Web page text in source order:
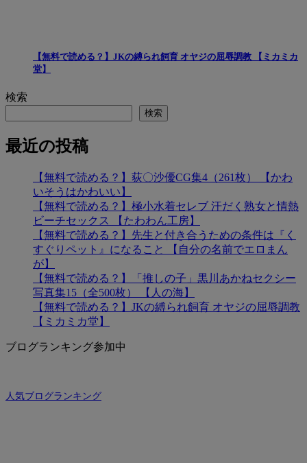
【無料で読める？】JKの縛られ飼育 オヤジの屈辱調教 【ミカミカ
堂】
検索
検索
最近の投稿
【無料で読める？】荻〇沙優CG集4（261枚） 【かわ
いそうはかわいい】
【無料で読める？】極小水着セレブ 汗だく熟女と情熱
ビーチセックス 【たわわん工房】
【無料で読める？】先生と付き合うための条件は『く
すぐりペット』になること 【自分の名前でエロまん
が】
【無料で読める？】「推しの子」黒川あかねセクシー
写真集15（全500枚） 【人の海】
【無料で読める？】JKの縛られ飼育 オヤジの屈辱調教
【ミカミカ堂】
ブログランキング参加中
人気ブログランキング